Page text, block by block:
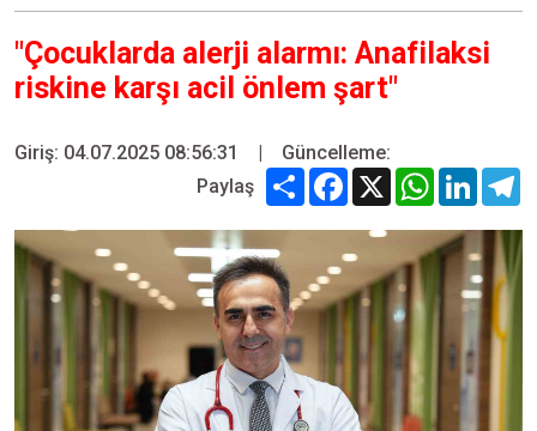
"Çocuklarda alerji alarmı: Anafilaksi
riskine karşı acil önlem şart"
Giriş: 04.07.2025 08:56:31 |
Güncelleme:
Paylaş
Share Facebook
X WhatsApp